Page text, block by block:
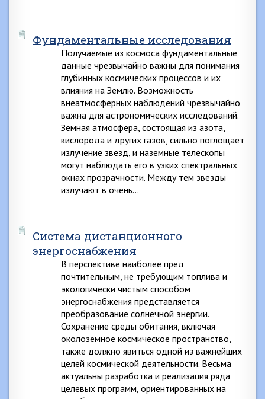
Фундаментальные исследования
Получаемые из космоса фундаментальные
данные чрезвычайно важны для понимания
глубинных космических процессов и их
влияния на Землю. Возможность
внеатмосферных наблюдений чрезвычайно
важна для астрономических исследований.
Земная атмосфера, состоящая из азота,
кислорода и других газов, сильно поглощает
излучение звезд, и наземные телескопы
могут наблюдать его в узких спектральных
окнах прозрачности. Между тем звезды
излучают в очень…
Система дистанционного
энергоснабжения
В перспективе наиболее пред
почтительным, не требующим топлива и
экологически чистым способом
энергоснабжения представляется
преобразование солнечной энергии.
Сохранение среды обитания, включая
околоземное космическое пространство,
также должно явиться одной из важнейших
целей космической деятельности. Весьма
актуальны разработка и реализация ряда
целевых программ, ориентированных на